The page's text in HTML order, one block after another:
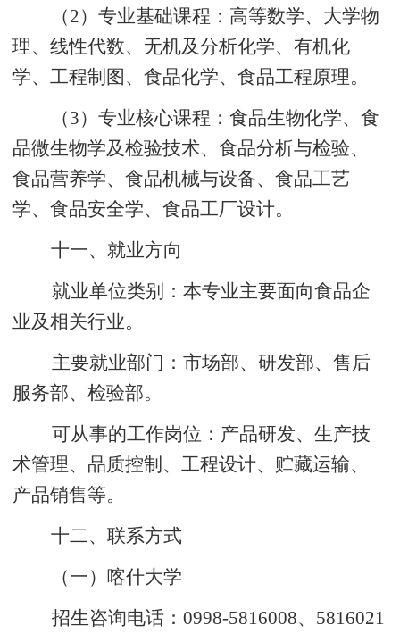
（2）专业基础课程： 高等数学、大学物
理、线性代数、无机及分析化学、有机化
学、工程制图、食品化学、食品工程原理。
（3）专业核心课程：食品生物化学、食
品微生物学及检验技术、食品分析与检验、
食品营养学、食品机械与设备、食品工艺
学、食品安全学、食品工厂设计。
十一、就业方向
就业单位类别：本专业主要面向食品企
业及相关行业。
主要就业部门：市场部、研发部、售后
服务部、检验部。
可从事的工作岗位：产品研发、生产技
术管理、品质控制、工程设计、贮藏运输、
产品销售等。
十二、联系方式
（一）喀什大学
招生咨询电话：0998-5816008、5816021